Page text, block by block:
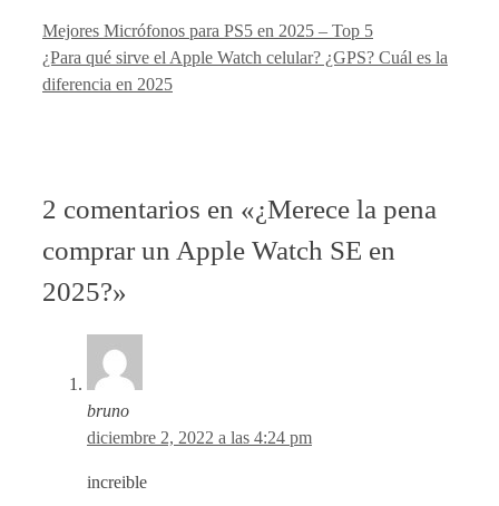
Mejores Micrófonos para PS5 en 2025 – Top 5
¿Para qué sirve el Apple Watch celular? ¿GPS? Cuál es la
diferencia en 2025
2 comentarios en «¿Merece la pena
comprar un Apple Watch SE en
2025?»
bruno
diciembre 2, 2022 a las 4:24 pm
increible